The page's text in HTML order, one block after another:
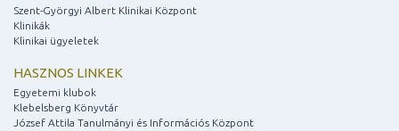
Szent-Györgyi Albert Klinikai Központ
Klinikák
Klinikai ügyeletek
HASZNOS LINKEK
Egyetemi klubok
Klebelsberg Könyvtár
József Attila Tanulmányi és Információs Központ